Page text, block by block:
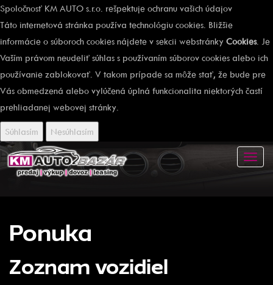
Spoločnosť KM AUTO s.r.o. rešpektuje ochranu vašich údajov
Táto internetová stránka používa technológiu cookies. Bližšie
informácie o súboroch cookies nájdete v sekcii webstránky Cookies. Je
Vaším právom neudeliť súhlas s používaním súborov cookies alebo ich
používanie zablokovať. V takom prípade sa môže stať, že bude pre
Vás obmedzená alebo vylúčená úplná funkcionalita niektorých častí
prehliadanej webovej stránky.
Súhlasím Nesúhlasím
Ponuka
Zoznam vozidiel